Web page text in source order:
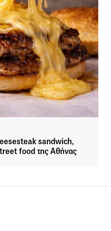
sandwich,
food της Αθήνας